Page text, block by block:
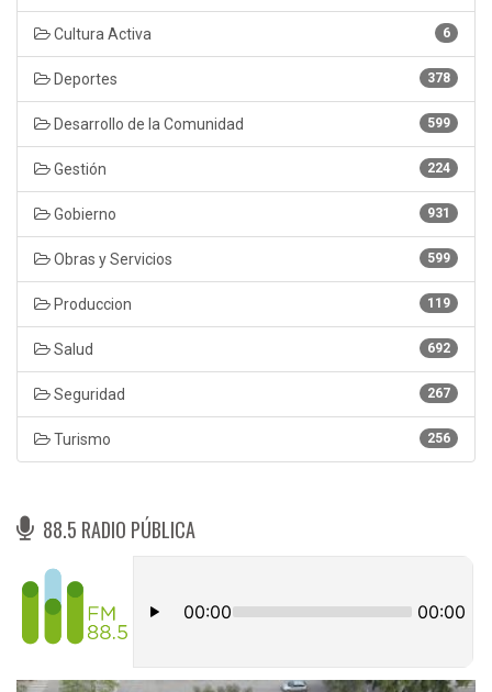
6
Cultura Activa
378
Deportes
599
Desarrollo de la Comunidad
224
Gestión
931
Gobierno
599
Obras y Servicios
119
Produccion
692
Salud
267
Seguridad
256
Turismo
88.5 RADIO PÚBLICA